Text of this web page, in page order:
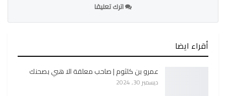
اترك تعليقا
أقراء ايضا
عمرو بن كلثوم | صاحب معلقة الا هبي بصحنك
ديسمبر 30, 2024